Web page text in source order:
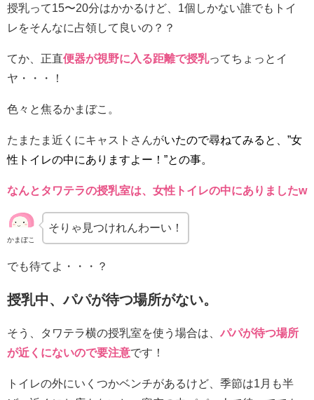
授乳って15〜20分はかかるけど、1個しかない誰でもトイ
レをそんなに占領して良いの？？
てか、正直便器が視野に入る距離で授乳ってちょっとイ
ヤ・・・！
色々と焦るかまぼこ。
たまたま近くにキャストさんがいたので尋ねてみると、”女
性トイレの中にありますよー！”との事。
なんとタワテラの授乳室は、女性トイレの中にありましたw
かまぼこ
そりゃ見つけれんわーい！
でも待てよ・・・？
授乳中、パパが待つ場所がない。
そう、タワテラ横の授乳室を使う場合は、 パパが待つ場所
が近くにないので要注意です！
トイレの外にいくつかベンチがあるけど、季節は1月も半